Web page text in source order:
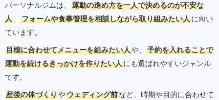
パーソナルジムは、
運動の進め方を一人で決めるのが不安な
人 、 フォームや食事管理を相談しながら取り組みたい人に向い
ています。
目標に合わせてメニューを組みたい人や、
予約を入れることで
運動を続けるきっかけを作りたい人にも選ばれやすいジャンル
です。
産後の体づくりやウェディング前など、時期や目的に合わせて